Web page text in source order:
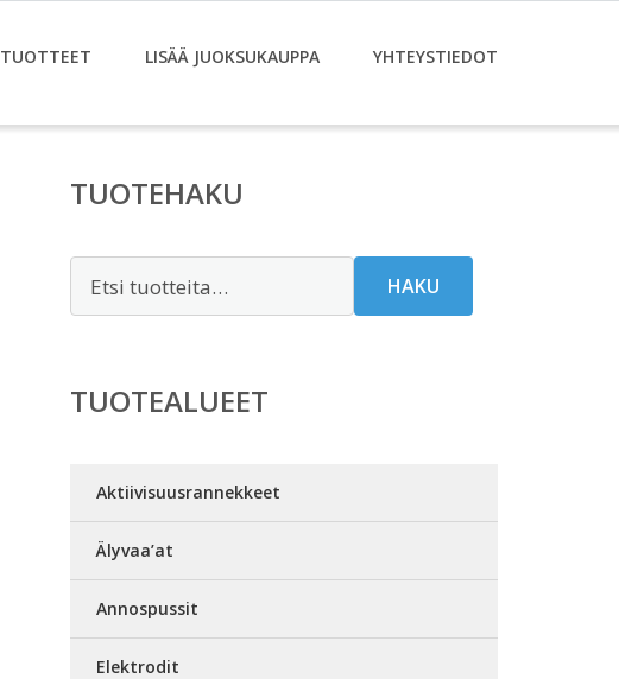
TUOTTEET LISÄÄ JUOKSUKAUPPA YHTEYSTIEDOT
TUOTEHAKU
HAKU
TUOTEALUEET
Aktiivisuusrannekkeet
Älyvaa’at
Annospussit
Elektrodit